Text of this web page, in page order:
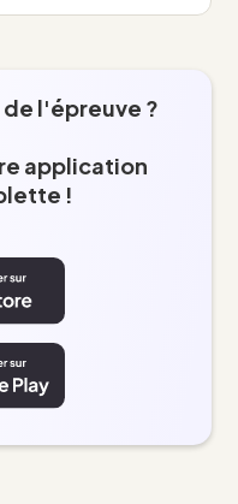
l'épreuve ?
application
!